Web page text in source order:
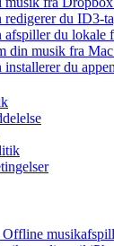
redigerer du ID3-
afspiller du lokale
din musik fra
installerer du